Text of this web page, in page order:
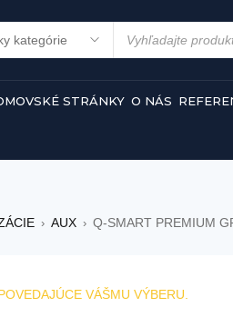
STRÁNKY O NÁS
› AUX › Q-SMART PREMIUM
VÁŠMU VÝBERU.